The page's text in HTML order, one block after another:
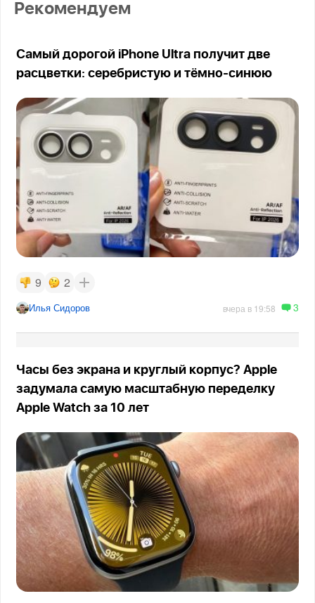
Рекомендуем
Самый дорогой iPhone Ultra получит две
расцветки: серебристую и тёмно-синюю
9 2
Илья Сидоров вчера в 19:58 3
Часы без экрана и круглый корпус? Apple
задумала самую масштабную переделку
Apple Watch за 10 лет